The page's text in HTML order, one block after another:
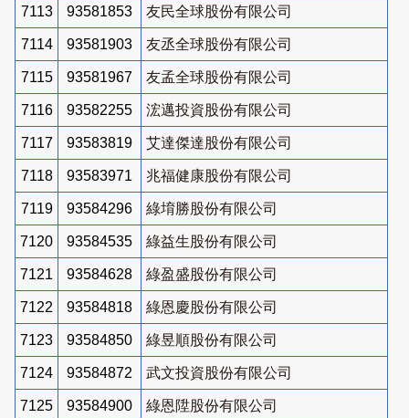
7113 93581853 友民全球股份有限公司
7114 93581903 友丞全球股份有限公司
7115 93581967 友孟全球股份有限公司
7116 93582255 浤邁投資股份有限公司
7117 93583819 艾達傑達股份有限公司
7118 93583971 兆福健康股份有限公司
7119 93584296 綠堉勝股份有限公司
7120 93584535 綠益生股份有限公司
7121 93584628 綠盈盛股份有限公司
7122 93584818 綠恩慶股份有限公司
7123 93584850 綠昱順股份有限公司
7124 93584872 武文投資股份有限公司
7125 93584900 綠恩陞股份有限公司